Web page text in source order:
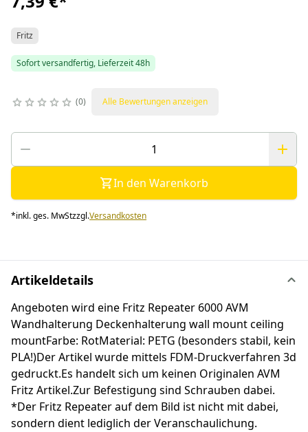
Fritz
Sofort versandfertig, Lieferzeit 48h
0 Alle Bewertungen anzeigen
In den Warenkorb
*inkl. ges. MwStzzgl.Versandkosten
Artikeldetails
Angeboten wird eine Fritz Repeater 6000 AVM
Wandhalterung Deckenhalterung wall mount ceiling
mountFarbe: RotMaterial: PETG (besonders stabil, kein
PLA!)Der Artikel wurde mittels FDM-Druckverfahren 3d
gedruckt.Es handelt sich um keinen Originalen AVM
Fritz Artikel.Zur Befestigung sind Schrauben dabei.
*Der Fritz Repeater auf dem Bild ist nicht mit dabei,
sondern dient lediglich der Veranschaulichung.